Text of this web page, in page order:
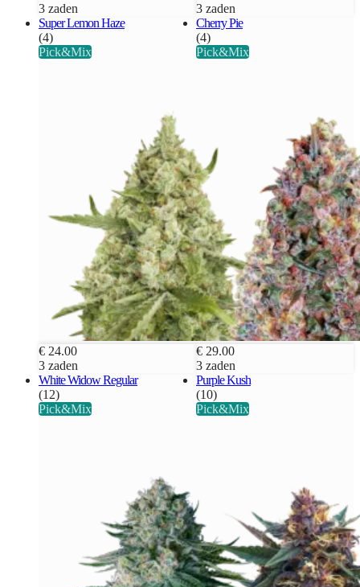
3 zaden
3 zaden
Super Lemon Haze
(4)
Pick&Mix
€ 24.00
3 zaden
Cherry Pie
(4)
Pick&Mix
€ 29.00
3 zaden
White Widow Regular
(12)
Pick&Mix
Purple Kush
(10)
Pick&Mix